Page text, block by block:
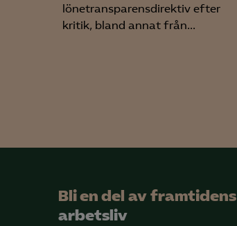
lönetransparensdirektiv efter
kritik, bland annat från...
Bli en del av framtidens
arbetsliv